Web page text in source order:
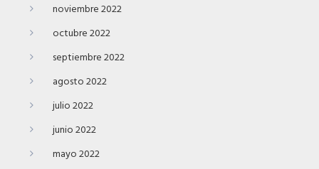
noviembre 2022
octubre 2022
septiembre 2022
agosto 2022
julio 2022
junio 2022
mayo 2022